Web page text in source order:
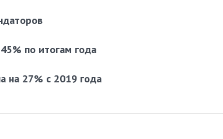
по итогам года
на 27% с 2019 года